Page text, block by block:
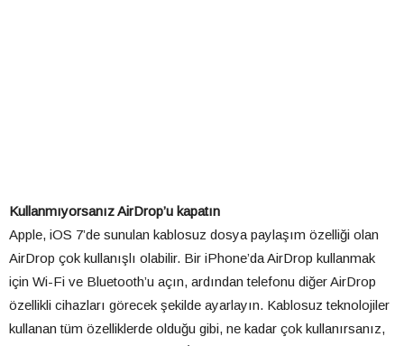
Kullanmıyorsanız AirDrop’u kapatın
Apple, iOS 7’de sunulan kablosuz dosya paylaşım özelliği olan
AirDrop çok kullanışlı olabilir. Bir iPhone’da AirDrop kullanmak
için Wi-Fi ve Bluetooth’u açın, ardından telefonu diğer AirDrop
özellikli cihazları görecek şekilde ayarlayın. Kablosuz teknolojiler
kullanan tüm özelliklerde olduğu gibi, ne kadar çok kullanırsanız,